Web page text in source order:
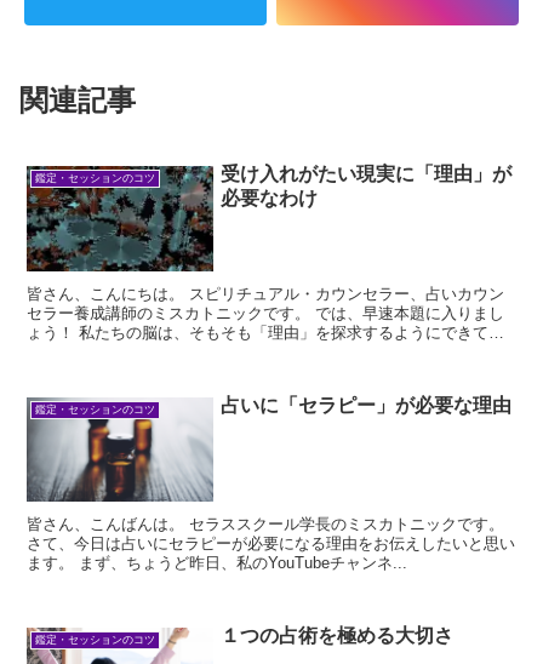
関連記事
鑑定・セッションのコツ
受け入れがたい現実に「理由」が
必要なわけ
皆さん、こんにちは。 スピリチュアル・カウンセラー、占いカウン
セラー養成講師のミスカトニックです。 では、早速本題に入りまし
ょう！ 私たちの脳は、そもそも「理由」を探求するようにできてい
鑑定・セッションのコツ 占いに「セラピー」が必要な理由
皆さん、こんばんは。 セラススクール学長のミスカトニックです。
さて、今日は占いにセラピーが必要になる理由をお伝えしたいと思い
ます。 まず、ちょうど昨日、私のYouTubeチャンネ...
鑑定・セッションのコツ １つの占術を極める大切さ